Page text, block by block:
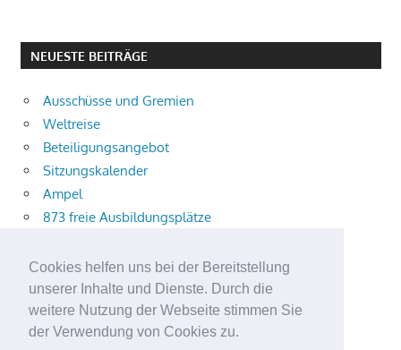
Cookies helfen uns bei der Bereitstellung
unserer Inhalte und Dienste. Durch die
weitere Nutzung der Webseite stimmen Sie
der Verwendung von Cookies zu.
NEUESTE BEITRÄGE
Ausschüsse und Gremien
Weltreise
Beteiligungsangebot
Sitzungskalender
Ampel
873 freie Ausbildungsplätze
Aktuelle Verkehrsmeldungen
Terracliff
Wärmeplanung
Demokratie-Tag 2026